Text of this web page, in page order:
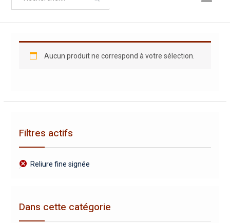
Aucun produit ne correspond à votre sélection.
Filtres actifs
Reliure fine signée
Dans cette catégorie